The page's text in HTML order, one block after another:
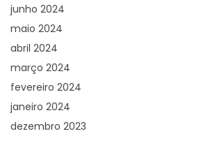
junho 2024
maio 2024
abril 2024
março 2024
fevereiro 2024
janeiro 2024
dezembro 2023